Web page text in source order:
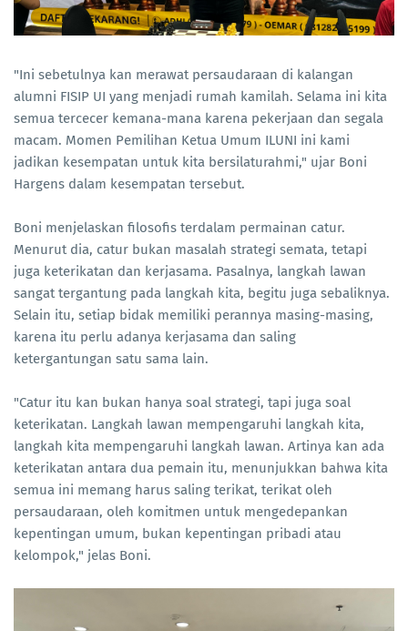
"Ini sebetulnya kan merawat persaudaraan di kalangan
alumni FISIP UI yang menjadi rumah kamilah. Selama ini kita
semua tercecer kemana-mana karena pekerjaan dan segala
macam. Momen Pemilihan Ketua Umum ILUNI ini kami
jadikan kesempatan untuk kita bersilaturahmi," ujar Boni
Hargens dalam kesempatan tersebut.
Boni menjelaskan filosofis terdalam permainan catur.
Menurut dia, catur bukan masalah strategi semata, tetapi
juga keterikatan dan kerjasama. Pasalnya, langkah lawan
sangat tergantung pada langkah kita, begitu juga sebaliknya.
Selain itu, setiap bidak memiliki perannya masing-masing,
karena itu perlu adanya kerjasama dan saling
ketergantungan satu sama lain.
"Catur itu kan bukan hanya soal strategi, tapi juga soal
keterikatan. Langkah lawan mempengaruhi langkah kita,
langkah kita mempengaruhi langkah lawan. Artinya kan ada
keterikatan antara dua pemain itu, menunjukkan bahwa kita
semua ini memang harus saling terikat, terikat oleh
persaudaraan, oleh komitmen untuk mengedepankan
kepentingan umum, bukan kepentingan pribadi atau
kelompok," jelas Boni.